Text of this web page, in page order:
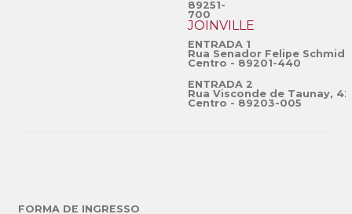
89251-
700
JOINVILLE
ENTRADA 1
Rua Senador Felipe
Centro - 89201-440
ENTRADA 2
Rua Visconde de Taunay,
Centro - 89203-005
FORMA DE INGRESSO